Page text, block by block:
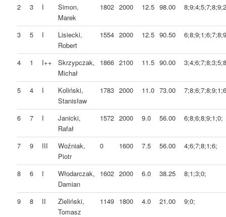
2 3 I
Simon,
Marek
1802 2000 12.5 98.00
3 5 I
Lisiecki,
Robert
1554 2000 12.5 90.50
4 1 I++
Skrzypczak,
Michał
1866 2100 11.5 90.00
5 4 I
Koliński,
Stanisław
1783 2000 11.0 73.00
6 7 I
Janicki,
Rafał
1572 2000 9.0 56.00 6;8;6;8;9;1;0;
7 9 III
Woźniak,
Piotr
0 1600 7.5 56.00 4;6;7;8;1;6;
8 6 I
Włodarczak,
Damian
1602 2000 6.0 38.25 8;1;3;0;
9 8 II
Zieliński,
Tomasz
1149 1800 4.0 21.00 9;0;